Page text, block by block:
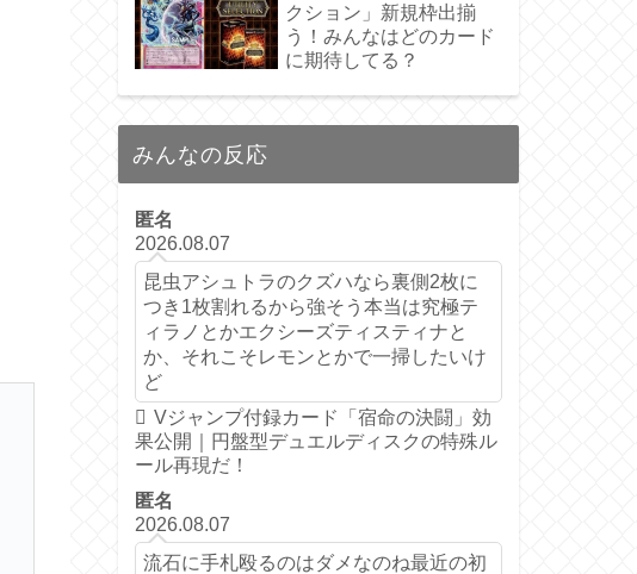
クション」新規枠出揃
う！みんなはどのカード
に期待してる？
みんなの反応
匿名
2026.08.07
昆虫アシュトラのクズハなら裏側2枚に
つき1枚割れるから強そう本当は究極テ
ィラノとかエクシーズティスティナと
か、それこそレモンとかで一掃したいけ
ど
Vジャンプ付録カード「宿命の決闘」効
果公開｜円盤型デュエルディスクの特殊ル
ール再現だ！
匿名
2026.08.07
流石に手札殴るのはダメなのね最近の初